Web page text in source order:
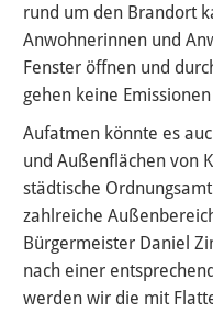
rund um den Brandort
Anwohnerinnen und
Fenster öffnen und
gehen keine
Aufatmen könnte es
und Außenflächen von
städtische
zahlreiche
Bürgermeister Daniel
nach einer
werden wir die mit